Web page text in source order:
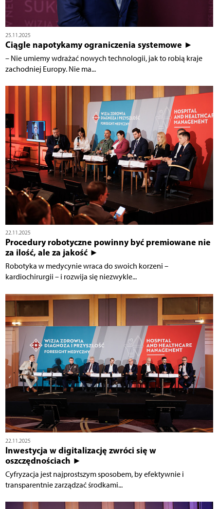
25.11.2025
Ciągle napotykamy ograniczenia systemowe ►
– Nie umiemy wdrażać nowych technologii, jak to robią kraje
zachodniej Europy. Nie ma...
22.11.2025
Procedury robotyczne powinny być premiowane nie
za ilość, ale za jakość ►
Robotyka w medycynie wraca do swoich korzeni –
kardiochirurgii – i rozwija się niezwykle...
22.11.2025
Inwestycja w digitalizację zwróci się w
oszczędnościach ►
Cyfryzacja jest najprostszym sposobem, by efektywnie i
transparentnie zarządzać środkami...